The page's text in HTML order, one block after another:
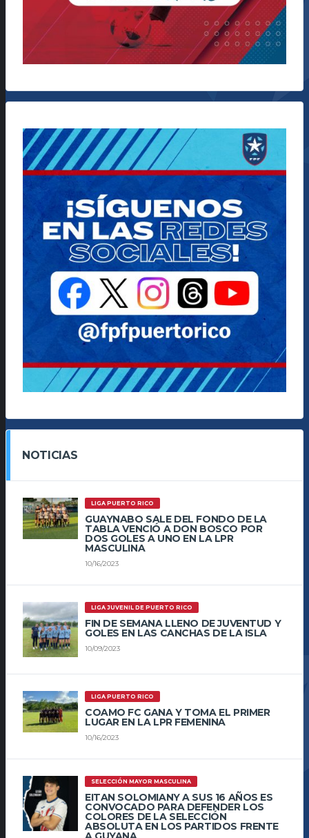
NOTICIAS
LIGA PUERTO RICO
GUAYNABO SALE DEL FONDO DE LA
TABLA VENCIÓ A DON BOSCO POR
DOS GOLES A UNO EN LA LPR
MASCULINA
10/16/2023
LIGA JUVENIL DE PUERTO RICO
FIN DE SEMANA LLENO DE JUVENTUD Y
GOLES EN LAS CANCHAS DE LA ISLA
10/09/2023
LIGA PUERTO RICO
COAMO FC GANA Y TOMA EL PRIMER
LUGAR EN LA LPR FEMENINA
10/16/2023
SELECCIÓN MAYOR MASCULINA
EITAN SOLOMIANY A SUS 16 AÑOS ES
CONVOCADO PARA DEFENDER LOS
COLORES DE LA SELECCIÓN
ABSOLUTA EN LOS PARTIDOS FRENTE